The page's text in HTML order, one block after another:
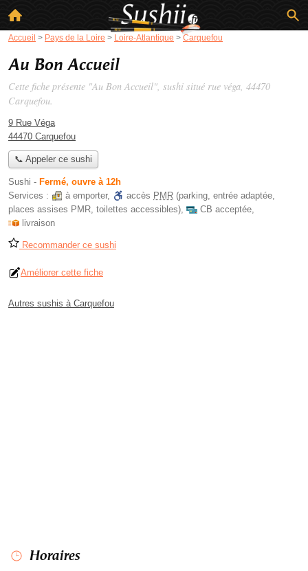
Accueil > Pays de la Loire > Loire-Atlantique > Carquefou
Au Bon Accueil
Cette fiche présente "Au Bon Accueil", sushi situé rue véga, 44470
Carquefou.
9 Rue Véga
44470 Carquefou
📞 Appeler ce sushi
Sushi - Fermé, ouvre à 12h
Services :
à emporter, accès PMR (parking, entrée adaptée,
places assises PMR, toilettes accessibles), CB acceptée,
livraison
Recommander ce sushi
Améliorer cette fiche
Autres sushis à Carquefou
Horaires